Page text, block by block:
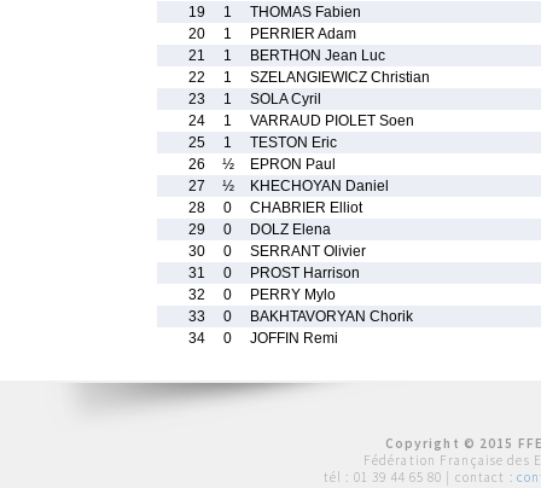
19
1
THOMAS Fabien
20
1
PERRIER Adam
21
1
BERTHON Jean Luc
22
1
SZELANGIEWICZ Christian
23
1
SOLA Cyril
24
1
VARRAUD PIOLET Soen
25
1
TESTON Eric
26
½
EPRON Paul
27
½
KHECHOYAN Daniel
28
0
CHABRIER Elliot
29
0
DOLZ Elena
30
0
SERRANT Olivier
31
0
PROST Harrison
32
0
PERRY Mylo
33
0
BAKHTAVORYAN Chorik
34
0 JOFFIN Remi
Copyright © 2015
Fédération Française des
tél : 01 39 44 65 80 | contact :